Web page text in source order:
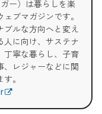
ー）は暮らしを楽
ブマガジンです。
ブルな方向へと変え
人に向け、サステナ
丁寧な暮らし、子育
、レジャーなどに関
。